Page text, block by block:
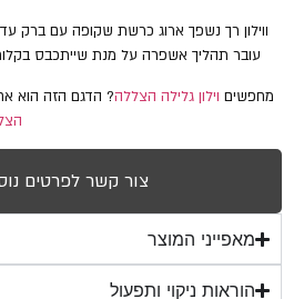
ווילון רך נשפך ארוג כרשת שקופה עם ברק
עובר תהליך אשפרה על מנת שייתכבס
מחפשים וילון גלילה הצללה? הדגם הזה הוא
צור קשר לפרטים נוספים -
מאפייני המוצר
הוראות ניקוי ותפעול